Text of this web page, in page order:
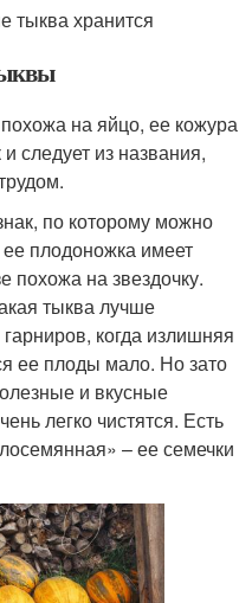
тыква хранится
на яйцо, ее кожура
следует из названия,
по которому можно
плодоножка имеет
похожа на звездочку.
тыква лучше
когда излишняя
ее плоды мало. Но зато
и вкусные
легко чистятся. Есть
– ее семечки